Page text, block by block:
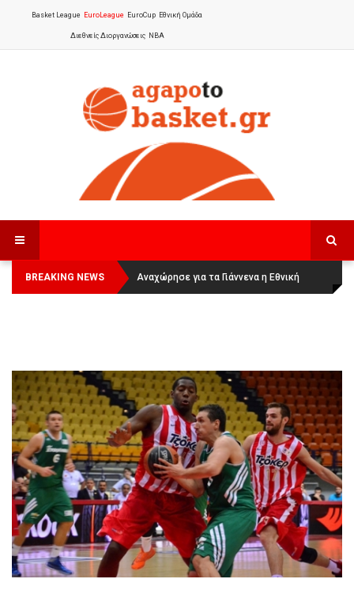
Basket League EuroLeague EuroCup Εθνική Ομάδα
Διεθνείς Διοργανώσεις NBA
BREAKING NEWS
Οι Πάνθηρες Καβάλας στην Women
Basketball League 1
Αναχώρησε για τα Γιάννενα η Εθνική
Γυναικών: